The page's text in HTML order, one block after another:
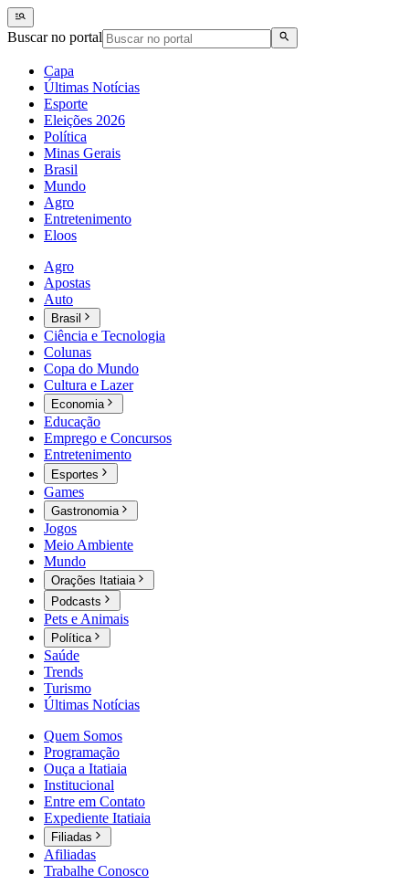
Buscar no portal
Capa
Últimas Notícias
Esporte
Eleições 2026
Política
Minas Gerais
Brasil
Mundo
Agro
Entretenimento
Eloos
Agro
Apostas
Auto
Brasil
Ciência e Tecnologia
Colunas
Copa do Mundo
Cultura e Lazer
Economia
Educação
Emprego e Concursos
Entretenimento
Esportes
Games
Gastronomia
Jogos
Meio Ambiente
Mundo
Orações Itatiaia
Podcasts
Pets e Animais
Política
Saúde
Trends
Turismo
Últimas Notícias
Quem Somos
Programação
Ouça a Itatiaia
Institucional
Entre em Contato
Expediente Itatiaia
Filiadas
Afiliadas
Trabalhe Conosco